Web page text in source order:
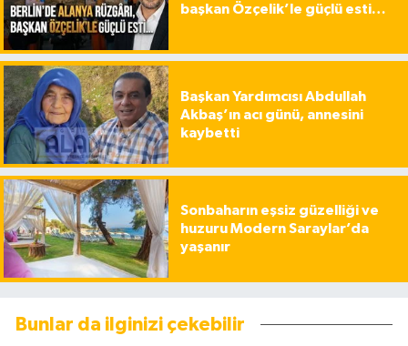
başkan Özçelik’le güçlü esti…
Başkan Yardımcısı Abdullah
Akbaş’ın acı günü, annesini
kaybetti
Sonbaharın eşsiz güzelliği ve
huzuru Modern Saraylar’da
yaşanır
Bunlar da ilginizi çekebilir